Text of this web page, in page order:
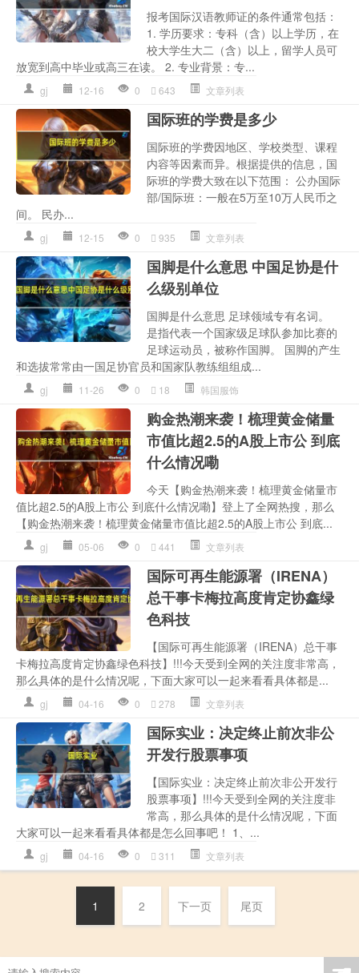
报考国际汉语教师证的条件通常包括：
1. 学历要求：专科（含）以上学历，在
校大学生大二（含）以上，留学人员可
放宽到高中毕业或高三在读。 2. 专业背景：专...
gj 12-16 0 643 文章列表
国际班的学费是多少
国际班的学费因地区、学校类型、课程
内容等因素而异。根据提供的信息，国
际班的学费大致在以下范围： 公办国际
部/国际班：一般在5万至10万人民币之
间。 民办...
gj 12-15 0 935 文章列表
国脚是什么意思 中国足协是什
么级别单位
国脚是什么意思 足球领域专有名词。
是指代表一个国家级足球队参加比赛的
足球运动员，被称作国脚。 国脚的产生
和选拔常常由一国足协官员和国家队教练组组成...
gj 11-26 0 18 韩国服饰
购金热潮来袭！梳理黄金储量
市值比超2.5的A股上市公 到底
什么情况嘞
今天【购金热潮来袭！梳理黄金储量市
值比超2.5的A股上市公 到底什么情况嘞】登上了全网热搜，那么
【购金热潮来袭！梳理黄金储量市值比超2.5的A股上市公 到底...
gj 05-06 0 441 文章列表
国际可再生能源署（IRENA）
总干事卡梅拉高度肯定协鑫绿
色科技
【国际可再生能源署（IRENA）总干事
卡梅拉高度肯定协鑫绿色科技】!!!今天受到全网的关注度非常高，
那么具体的是什么情况呢，下面大家可以一起来看看具体都是...
gj 04-16 0 278 文章列表
国际实业：决定终止前次非公
开发行股票事项
【国际实业：决定终止前次非公开发行
股票事项】!!!今天受到全网的关注度非
常高，那么具体的是什么情况呢，下面
大家可以一起来看看具体都是怎么回事吧！ 1、...
gj 04-16 0 311 文章列表
1 2 下一页 尾页